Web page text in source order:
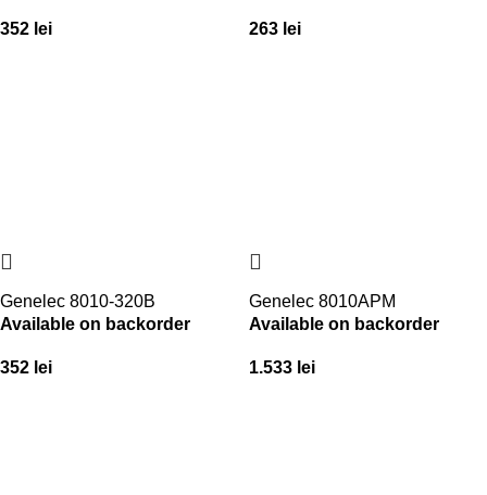
352 lei 263 lei
Genelec 8010-320B
Available on backorder
352 lei
Genelec 8010APM
Available on backorder
1.533 lei